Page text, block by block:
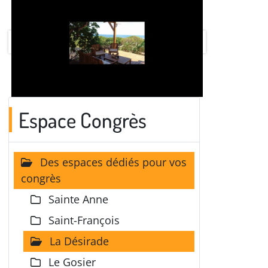
Espace Congrès
Des espaces dédiés pour vos
congrès
Sainte Anne
Saint-François
La Désirade
Le Gosier